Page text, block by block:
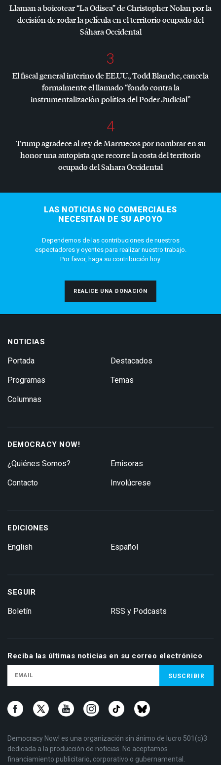
Llaman a boicotear “La Odisea” de Christopher Nolan por la
decisión de rodar la película en el territorio ocupado del
Sáhara Occidental
3
El fiscal general interino de EE.UU., Todd Blanche, cancela
formalmente el llamado “fondo contra la
instrumentalización política del Poder Judicial”
4
Trump agradece al rey de Marruecos por nombrar en su
honor una autopista que recorre la costa del territorio
ocupado del Sahara Occidental
LAS NOTICIAS NO COMERCIALES
NECESITAN DE SU APOYO
Dependemos de las contribuciones de nuestros
espectadores y oyentes para realizar nuestro trabajo.
Por favor, haga su contribución hoy.
REALICE UNA DONACIÓN
NOTICIAS
Portada
Programas
Columnas
Destacados
Temas
DEMOCRACY NOW!
¿Quiénes Somos?
Contacto
Emisoras
Involúcrese
EDICIONES
English Español
SEGUIR
Boletín RSS y Podcasts
Reciba las últimas noticias en su correo electrónico
Democracy Now! es una organización sin ánimo de lucro 501(c)3
dedicada a la producción de noticias. No aceptamos
financiamiento publicitario, corporativo o gubernamental.